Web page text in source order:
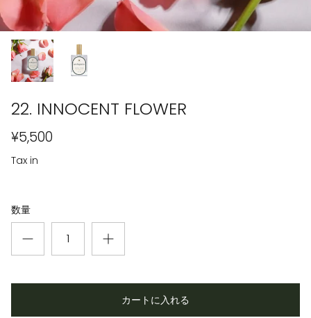
22. INNOCENT FLOWER
¥5,500
Tax in
数量
カートに入れる